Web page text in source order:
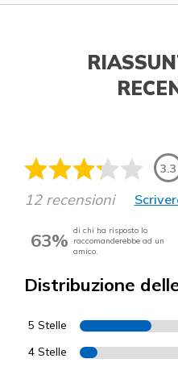
3.3
12 recensioni
63% di chi ha risposto lo
raccomanderebbe ad un
amico.
Distribuzione
5 Stelle
4 Stelle